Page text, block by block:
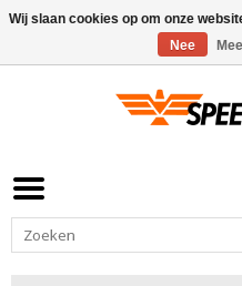
Wij slaan cookies op om onze
Nee